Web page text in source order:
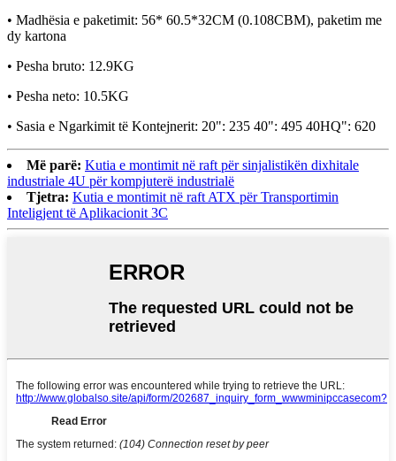
• Madhësia e paketimit: 56* 60.5*32CM (0.108CBM), paketim me
dy kartona
• Pesha bruto: 12.9KG
• Pesha neto: 10.5KG
• Sasia e Ngarkimit të Kontejnerit: 20": 235 40": 495 40HQ": 620
Më parë: Kutia e montimit në raft për sinjalistikën dixhitale
industriale 4U për kompjuterë industrialë
Tjetra: Kutia e montimit në raft ATX për Transportimin
Inteligjent të Aplikacionit 3C